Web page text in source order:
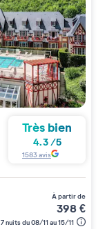
Très bien
4.3 /5
1583avis
à partir de
398€
7 nuits du 08/11 au 15/11